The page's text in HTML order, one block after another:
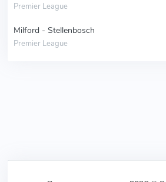
Premier League
Milford - Stellenbosch
Premier League